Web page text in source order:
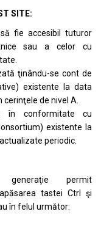
SITE:
fie accesibil tuturor
sau a celor cu
ţinându-se cont de
existente la data
de nivel A.
în conformitate cu
existente la
periodic.
permit
tastei Ctrl şi
în felul următor: